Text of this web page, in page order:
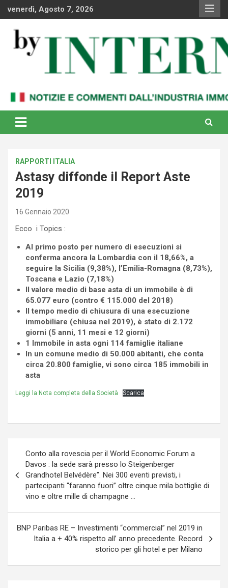
venerdì, Agosto 7, 2026
By Internews
internazionale
RAPPORTI ITALIA
Astasy diffonde il Report Aste
2019
16 Gennaio 2020
Ecco i Topics :
Al primo posto per numero di esecuzioni si
conferma ancora la Lombardia con il 18,66%, a
seguire la Sicilia (9,38%), l’Emilia-Romagna (8,73%),
Toscana e Lazio (7,18%)
Il valore medio di base asta di un immobile è di
65.077 euro (contro € 115.000 del 2018)
Il tempo medio di chiusura di una esecuzione
immobiliare (chiusa nel 2019), è stato di 2.172
giorni (5 anni, 11 mesi e 12 giorni)
1 Immobile in asta ogni 114 famiglie italiane
In un comune medio di 50.000 abitanti, che conta
circa 20.800 famiglie, vi sono circa 185 immobili in
asta
Leggi la Nota completa della Società Scarica
articoli
Conto alla rovescia per il World Economic Forum a
Davos : la sede sarà presso lo Steigenberger
Grandhotel Belvédère”. Nei 300 eventi previsti, i
partecipanti “faranno fuori” oltre cinque mila bottiglie di
vino e oltre mille di champagne …
BNP Paribas RE – Investimenti “commercial” nel 2019 in
Italia a + 40% rispetto all’ anno precedente. Record
storico per gli hotel e per Milano